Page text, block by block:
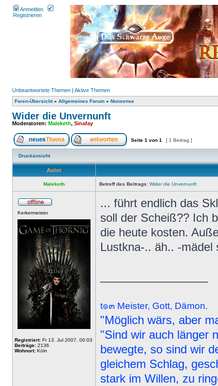
Anmelden
Registrieren
Unbeantwortete Themen | Aktive Themen
Foren-Übersicht» Allgemeines Forum » Nonsense
Wider die Unvernunft
Moderatoren: Maleketh, Sinafay
Seite 1 von 1 [ 1 Beitrag ]
Druckansicht
Autor
Maleketh Betreff des Beitrags: Wider die Unvernunft
Kerkermeister
Registriert: Fr 13. Jul 2007, 00:03
Beiträge: 2136
Wohnort: Köln
... führt endlich das
soll der Scheiß?? Ich
die heute kosten.
Lustkna-.. äh.. -mädel
t๏๓ Meister, Gott, Dämon.
"Möglich wärs, aber
"Sind wir auch länger
bewegte, so sind wir
gleichem Schlag,
stark im Willen, zu